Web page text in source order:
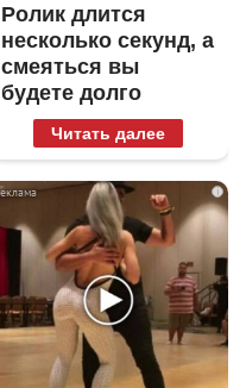
Ролик длится
несколько секунд, а
смеяться вы
будете долго
Читать далее
i